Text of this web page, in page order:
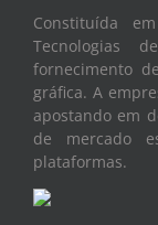
Constituída
Tecnologias
fornecimento
gráfica. A
apostando em
de mercado
plataformas.